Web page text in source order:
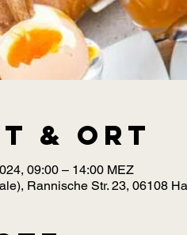
& Ort
09:00 – 14:00 MEZ
Rannische Str. 23, 06108